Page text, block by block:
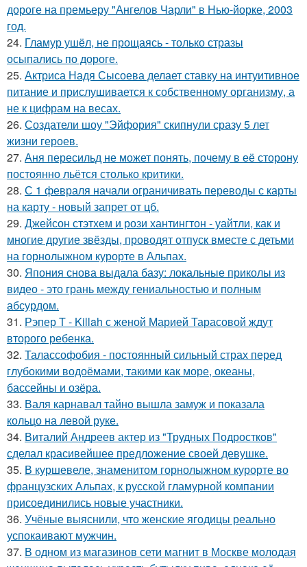
дороге на премьеру "Ангелов Чарли" в Нью-йорке, 2003
год.
24. Гламур ушёл, не прощаясь - только стразы
осыпались по дороге.
25. Актриса Надя Сысоева делает ставку на интуитивное
питание и прислушивается к собственному организму, а
не к цифрам на весах.
26. Создатели шоу "Эйфория" скипнули сразу 5 лет
жизни героев.
27. Аня пересильд не может понять, почему в её сторону
постоянно льётся столько критики.
28. С 1 февраля начали ограничивать переводы с карты
на карту - новый запрет от цб.
29. Джейсон стэтхем и рози хантингтон - уайтли, как и
многие другие звёзды, проводят отпуск вместе с детьми
на горнолыжном курорте в Альпах.
30. Япония снова выдала базу: локальные приколы из
видео - это грань между гениальностью и полным
абсурдом.
31. Рэпер T - Killah с женой Марией Тарасовой ждут
второго ребенка.
32. Талассофобия - постоянный сильный страх перед
глубокими водоёмами, такими как море, океаны,
бассейны и озёра.
33. Валя карнавал тайно вышла замуж и показала
кольцо на левой руке.
34. Виталий Андреев актер из "Трудных Подростков"
сделал красивейшее предложение своей девушке.
35. В куршевеле, знаменитом горнолыжном курорте во
французских Альпах, к русской гламурной компании
присоединились новые участники.
36. Учёные выяснили, что женские ягодицы реально
успокаивают мужчин.
37. В одном из магазинов сети магнит в Москве молодая